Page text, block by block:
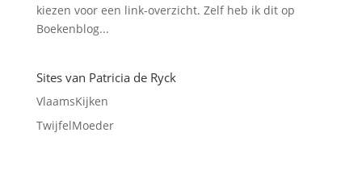
kiezen voor een link-overzicht. Zelf heb ik dit op
Boekenblog...
Sites van Patricia de Ryck
VlaamsKijken
TwijfelMoeder